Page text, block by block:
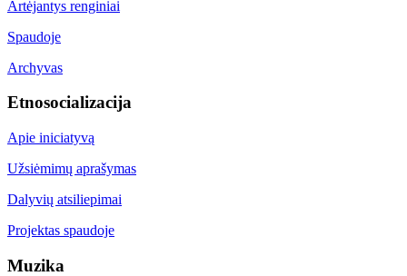
Artėjantys renginiai
Spaudoje
Archyvas
Etnosocializacija
Apie iniciatyvą
Užsiėmimų aprašymas
Dalyvių atsiliepimai
Projektas spaudoje
Muzika